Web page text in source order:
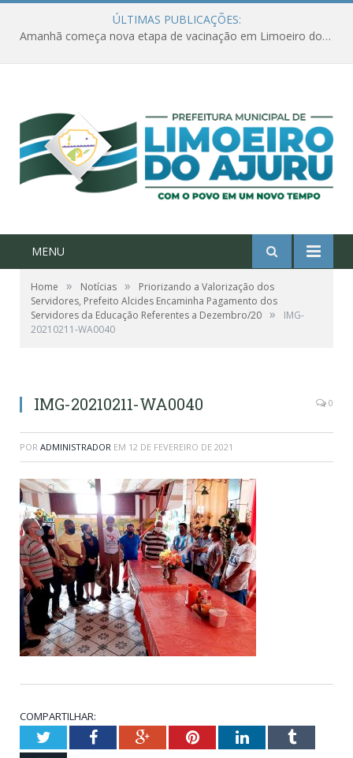
ÚLTIMAS PUBLICAÇÕES:
Amanhã começa nova etapa de vacinação em Limoeiro do Ajuru para idosos com 65 ou mais
MENU
Home » Notícias »
Priorizando a Valorização dos
Servidores, Prefeito Alcides Encaminha Pagamento dos
Servidores da Educação Referentes a Dezembro/20 »
IMG-
20210211-WA0040
IMG-20210211-WA0040 0
POR ADMINISTRADOR EM 12 DE FEVEREIRO DE 2021
COMPARTILHAR:
TwitterFacebookGoogle+PinterestLinkedInTumblr